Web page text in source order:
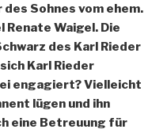
Sohnes vom ehem.
Renate Waigel. Die
des Karl Rieder
Karl Rieder
engagiert? Vielleicht
lügen und ihn
eine Betreuung für